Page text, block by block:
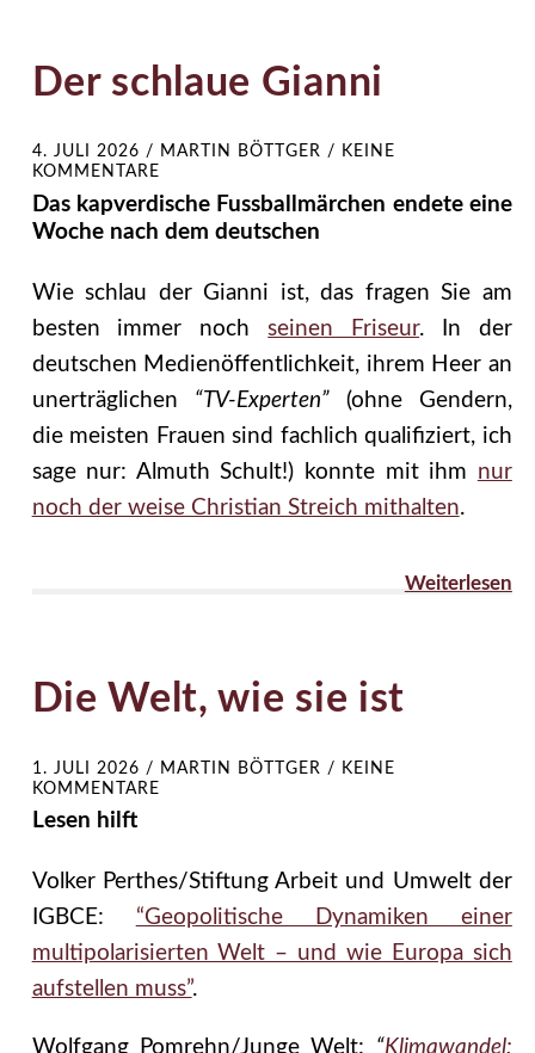
Der schlaue Gianni
4. JULI 2026 / MARTIN BÖTTGER /
KEINE
KOMMENTARE
Das kapverdische Fussballmärchen endete eine
Woche nach dem deutschen
Wie schlau der Gianni ist, das fragen Sie am
besten immer nochseinen Friseur. In der
deutschen Medienöffentlichkeit, ihrem Heer an
unerträglichen “TV-Experten”(ohne Gendern,
die meisten Frauen sind fachlich qualifiziert, ich
sage nur: Almuth Schult!) konnte mit ihm nur
noch der weise Christian Streich mithalten.
Weiterlesen
Die Welt, wie sie ist
1. JULI 2026 / MARTIN BÖTTGER / KEINE
KOMMENTARE
Lesen hilft
Volker Perthes/Stiftung Arbeit und Umwelt der
IGBCE: “Geopolitische Dynamiken einer
multipolarisierten Welt – und wie Europa sich
aufstellen muss”.
Wolfgang Pomrehn/Junge Welt: “Klimawandel: